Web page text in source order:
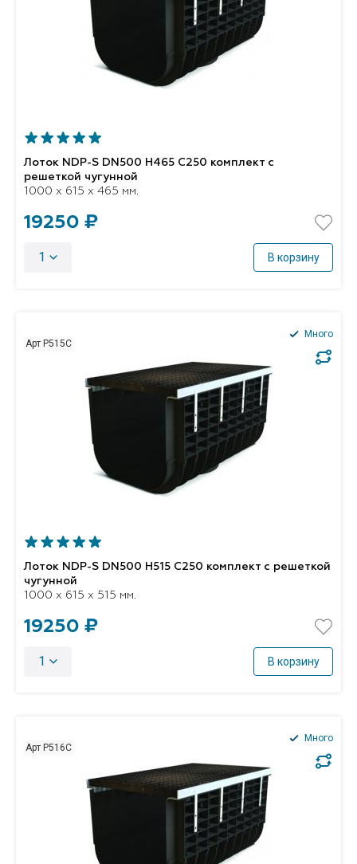
Лоток NDP-S DN500 H465 C250 комплект с
решеткой чугунной
1000 x 615 x 465 мм.
19250 ₽
1 В корзину
Арт P515C
Много
Лоток NDP-S DN500 H515 C250 комплект с решеткой
чугунной
1000 x 615 x 515 мм.
19250 ₽
1 В корзину
Арт P516C
Много